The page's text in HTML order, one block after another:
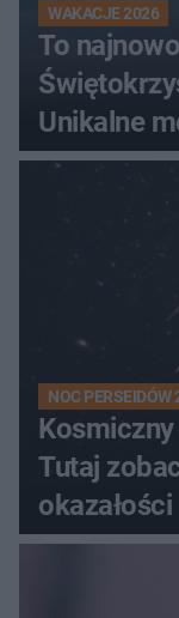
WAKACJE 2026
To
Unikalne
NOC PERSEIDÓW
Tutaj
okazałości